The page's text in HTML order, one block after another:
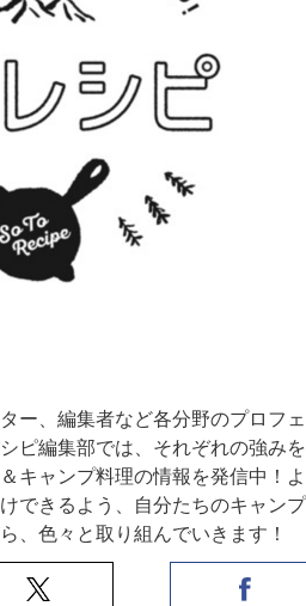
ー、編集者など各分野のプロフェ
ピ編集部では、それぞれの強みを
キャンプ料理の情報を発信中！よ
できるよう、自分たちのキャンプ
、色々と取り組んでいきます！